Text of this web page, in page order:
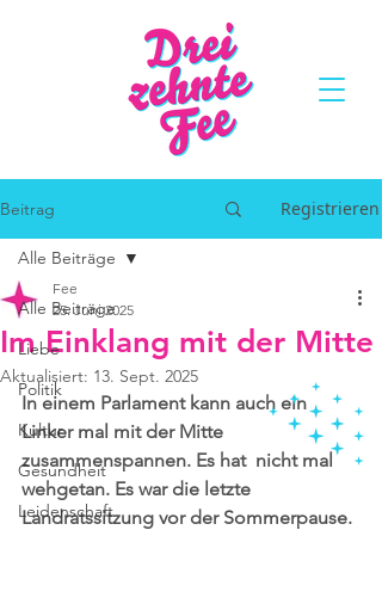
Beitrag Registrieren
Alle Beiträge
Liebe
Politik
Kultur
Gesundheit
Leidenschaft
Alle Beiträge
Im Einklang mit der Mitte
Fee
25. Juni 2025
Aktualisiert: 13. Sept. 2025
In einem Parlament kann auch ein
Linker mal mit der Mitte
zusammenspannen. Es hat  nicht mal
wehgetan. Es war die letzte
Landratssitzung vor der Sommerpause.